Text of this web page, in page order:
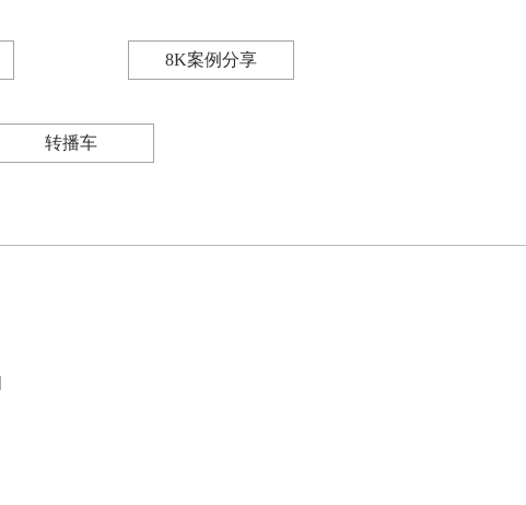
8K案例分享
转播车